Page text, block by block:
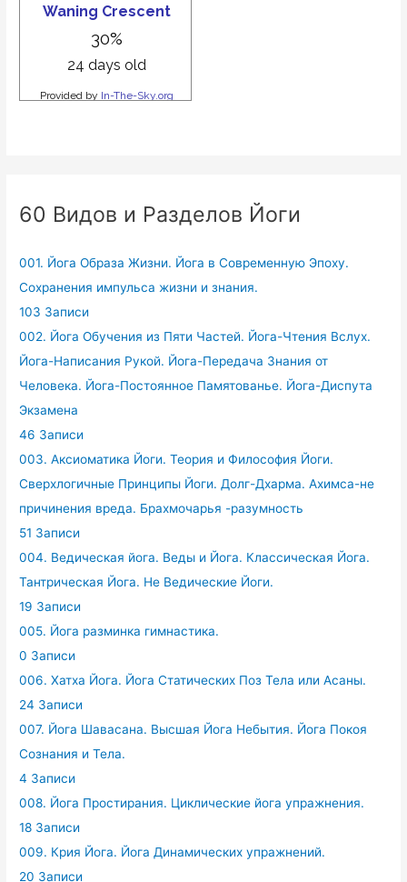
60 Видов и Разделов Йоги
001. Йога Образа Жизни. Йога в Современную Эпоху.
Сохранения импульса жизни и знания.
103 Записи
002. Йога Обучения из Пяти Частей. Йога-Чтения Вслух.
Йога-Написания Рукой. Йога-Передача Знания от
Человека. Йога-Постоянное Памятованье. Йога-Диспута
Экзамена
46 Записи
003. Аксиоматика Йоги. Теория и Философия Йоги.
Сверхлогичные Принципы Йоги. Долг-Дхарма. Ахимса-не
причинения вреда. Брахмочарья -разумность
51 Записи
004. Ведическая йога. Веды и Йога. Классическая Йога.
Тантрическая Йога. Не Ведические Йоги.
19 Записи
005. Йога разминка гимнастика.
0 Записи
006. Хатха Йога. Йога Статических Поз Тела или Асаны.
24 Записи
007. Йога Шавасана. Высшая Йога Небытия. Йога Покоя
Сознания и Тела.
4 Записи
008. Йога Простирания. Циклические йога упражнения.
18 Записи
009. Крия Йога. Йога Динамических упражнений.
20 Записи